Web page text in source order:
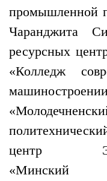
промышленной
Чаранджита
ресурсных
«Колледж
центр
«Минский